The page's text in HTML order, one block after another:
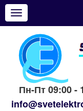
Показать
меню
Пн-Пт 09:00 -